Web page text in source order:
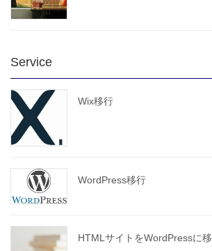
Service
Wix移行
WordPress移行
HTMLサイトをWordPressに